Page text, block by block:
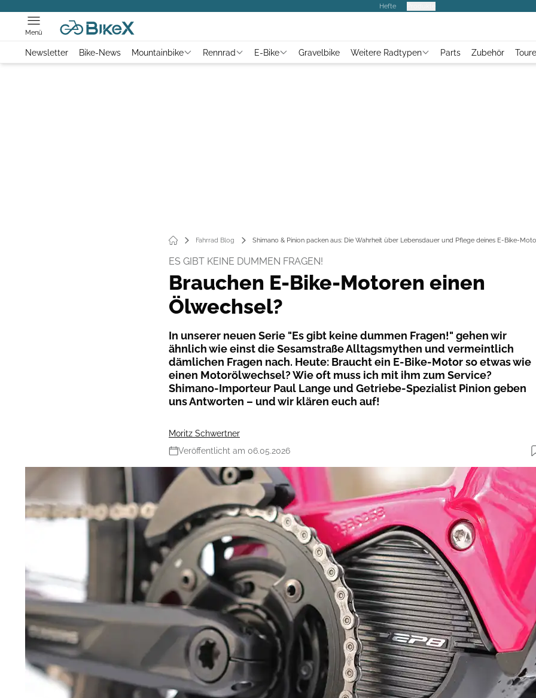
Hefte
Menü
Newsletter Bike-News Mountainbike Rennrad E-Bike Gravelbike Weitere Radtypen Parts Zubehör
Fahrrad Blog Shimano & Pinion packen aus: Die Wahrheit über Lebensdauer und Pflege deines E-Bike-
ES GIBT KEINE DUMMEN FRAGEN!
Brauchen E-Bike-Motoren einen
Ölwechsel?
In unserer neuen Serie "Es gibt keine dummen Fragen!" gehen wir
ähnlich wie einst die Sesamstraße Alltagsmythen und vermeintlich
dämlichen Fragen nach. Heute: Braucht ein E-Bike-Motor so etwas wie
einen Motorölwechsel? Wie oft muss ich mit ihm zum Service?
Shimano-Importeur Paul Lange und Getriebe-Spezialist Pinion geben
uns Antworten – und wir klären euch auf!
Moritz Schwertner
Veröffentlicht am 06.05.2026